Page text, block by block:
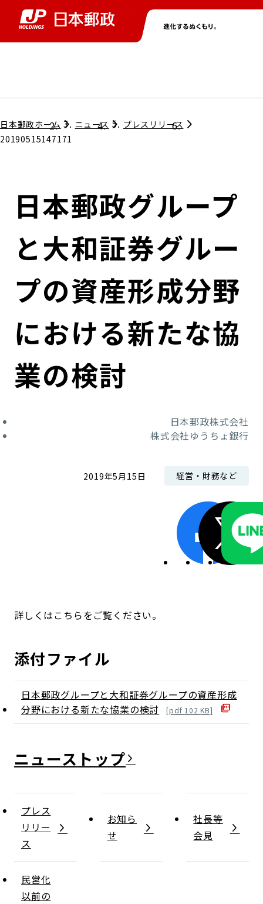
グループ情報トップ
コンプライアンス
ガバナンス
ローカル共創イニシアティブ
関連事業
株主・投資家情報トップ
個人投資家のみなさまへ
株式情報
IRカレンダー
ニューストップ
サステナビリティトップ
担当役員メッセージ
サステナビリティマネジメント
社会
ガバナンス
採用情報トップ
日本郵政ホーム ニュース
プレスリリース
20190515147171
日本郵政グループ
と大和証券グルー
プの資産形成分野
における新たな協
業の検討
日本郵政株式会社
株式会社ゆうちょ銀行
2019年5月15日 経営・財務など
詳しくはこちらをご覧ください。
添付ファイル
日本郵政グループと大和証券グループの資産形成
分野における新たな協業の検討
[pdf 102 KB]
ニュース
プレス
リリー
ス
お知ら
せ
社長等
会見
民営化
以前の